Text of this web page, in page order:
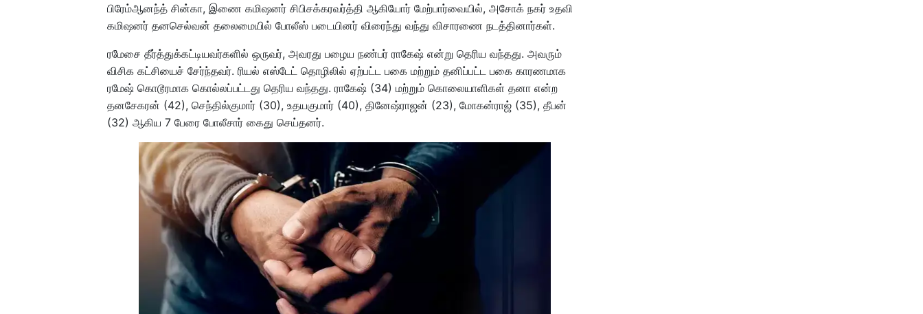
பிரேம்ஆனந்த் சின்கா, இணை கமிஷனர் சிபிசக்கரவர்த்தி ஆகியோர் மேற்பார்வையில், அசோக் நகர் உதவி
கமிஷனர் தனசெல்வன் தலைமையில் போலீஸ் படையினர் விரைந்து வந்து விசாரணை நடத்தினார்கள்.
ரமேசை தீர்த்துக்கட்டியவர்களில் ஒருவர், அவரது பழைய நண்பர் ராகேஷ் என்று தெரிய வந்தது. அவரும்
விசிக கட்சியைச் சேர்ந்தவர். ரியல் எஸ்டேட் தொழிலில் ஏற்பட்ட பகை மற்றும் தனிப்பட்ட பகை காரணமாக
ரமேஷ் கொடூரமாக கொல்லப்பட்டது தெரிய வந்தது. ராகேஷ் (34) மற்றும் கொலையாளிகள் தனா என்ற
தனசேகரன் (42), செந்தில்குமார் (30), உதயகுமார் (40), தினேஷ்ராஜன் (23), மோகன்ராஜ் (35), தீபன்
(32) ஆகிய 7 பேரை போலீசார் கைது செய்தனர்.